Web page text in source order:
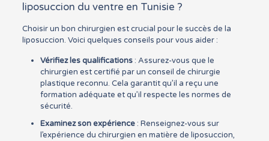
liposuccion du ventre en Tunisie ?
Choisir un bon chirurgien est crucial pour le succès de la
liposuccion. Voici quelques conseils pour vous aider :
Vérifiez les qualifications: Assurez-vous que le
chirurgien est certifié par un conseil de chirurgie
plastique reconnu. Cela garantit qu’il a reçu une
formation adéquate et qu’il respecte les normes de
sécurité.
Examinez son expérience: Renseignez-vous sur
l’expérience du chirurgien en matière de liposuccion,